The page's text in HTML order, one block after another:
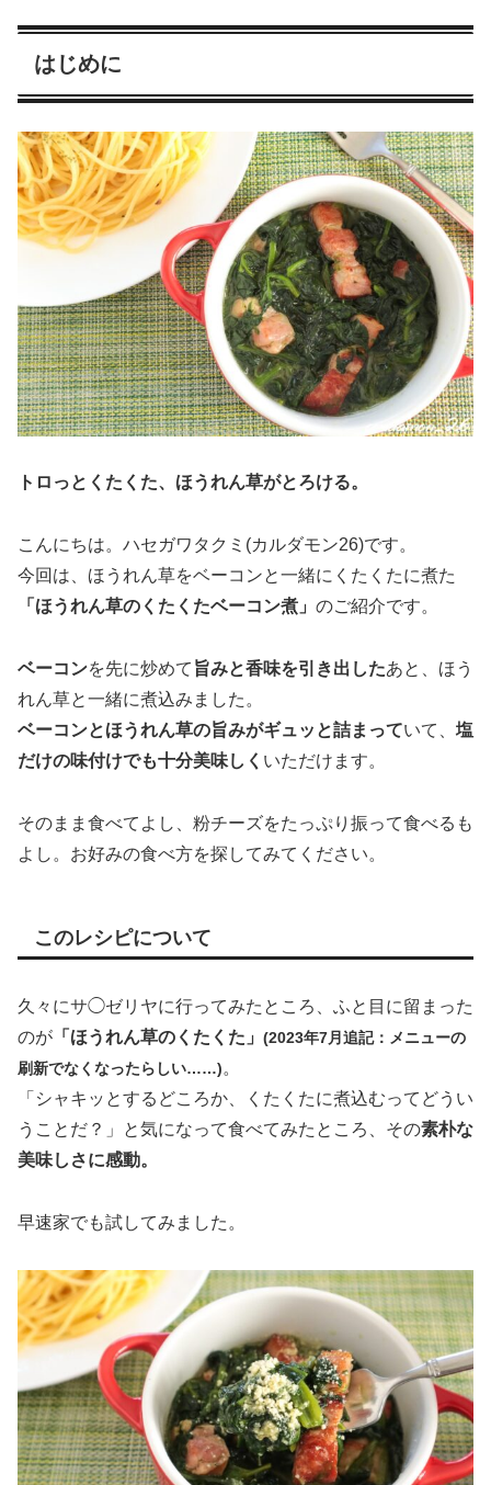
はじめに
トロっとくたくた、ほうれん草がとろける。
こんにちは。ハセガワタクミ(カルダモン26)です。
今回は、ほうれん草をベーコンと一緒にくたくたに煮た
「ほうれん草のくたくたベーコン煮」 のご紹介です。
ベーコンを先に炒めて 旨みと香味を引き出したあと、ほう
れん草と一緒に煮込みました。
ベーコンとほうれん草の旨みがギュッと詰まっていて、 塩
だけの味付けでも十分美味しく いただけます。
そのまま食べてよし、粉チーズをたっぷり振って食べるも
よし。お好みの食べ方を探してみてください。
このレシピについて
久々にサ◯ゼリヤに行ってみたところ、ふと目に留まった
のが 「ほうれん草のくたくた」 (2023年7月追記：メニューの
刷新でなくなったらしい……)。
「シャキッとするどころか、くたくたに煮込むってどうい
うことだ？」と気になって食べてみたところ、その素朴な
美味しさに感動。
早速家でも試してみました。